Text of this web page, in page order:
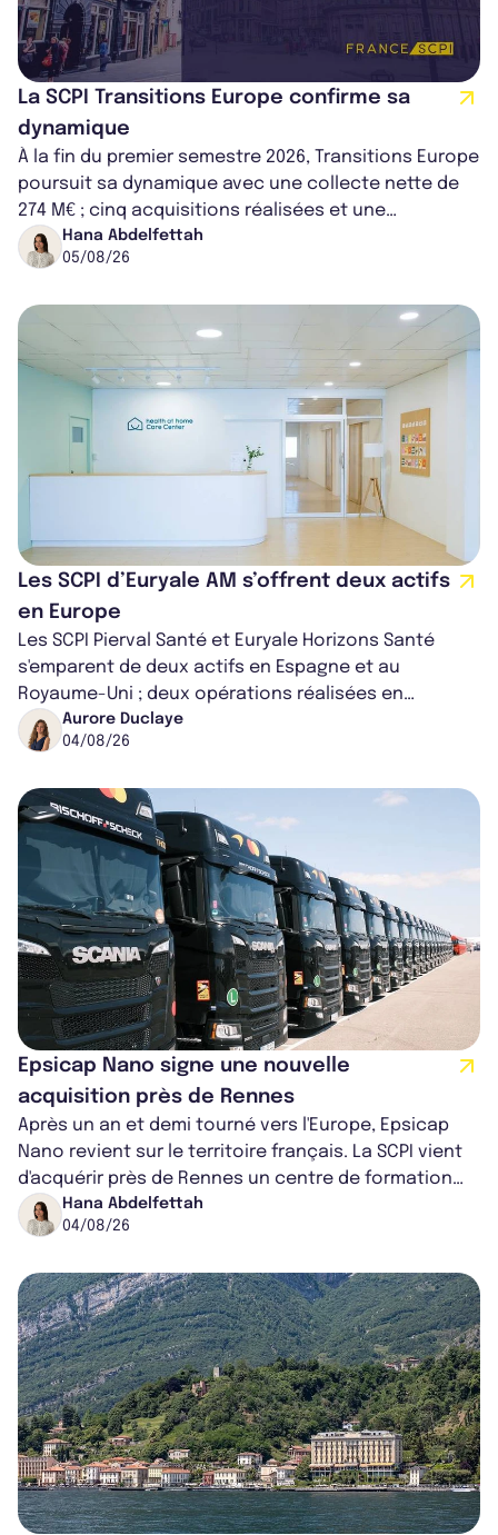
La SCPI Transitions Europe confirme sa
dynamique
À la fin du premier semestre 2026, Transitions Europe
poursuit sa dynamique avec une collecte nette de
274 M€ ; cinq acquisitions réalisées et une
capitalisation portée à 1,38 Md€....
Hana Abdelfettah
05/08/26
Les SCPI d’Euryale AM s’offrent deux actifs
en Europe
Les SCPI Pierval Santé et Euryale Horizons Santé
s'emparent de deux actifs en Espagne et au
Royaume-Uni ; deux opérations réalisées en
partenariat. Ces co-acquisitions permettent a...
Aurore Duclaye
04/08/26
Epsicap Nano signe une nouvelle
acquisition près de Rennes
Après un an et demi tourné vers l'Europe, Epsicap
Nano revient sur le territoire français. La SCPI vient
d'acquérir près de Rennes un centre de formation
pour conducteurs poids lou...
Hana Abdelfettah
04/08/26